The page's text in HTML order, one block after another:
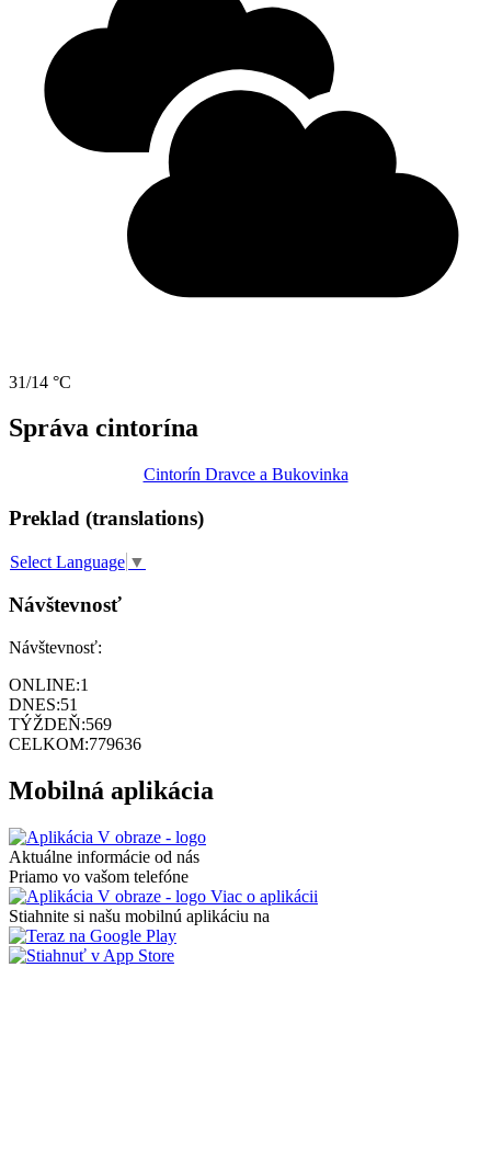
31/14 °C
Správa cintorína
Cintorín Dravce a Bukovinka
Preklad (translations)
Select Language ▼
Návštevnosť
Návštevnosť:
ONLINE:1
DNES:51
TÝŽDEŇ:569
CELKOM:779636
Mobilná aplikácia
Aktuálne informácie od nás
Priamo vo vašom telefóne
Viac o aplikácii
Stiahnite si našu mobilnú aplikáciu na